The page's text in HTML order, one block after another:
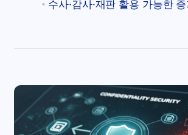
수사·감사·재판 활용 가능한